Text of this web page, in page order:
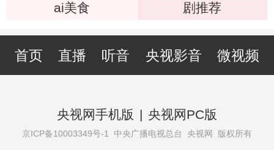
ai美食
剧推荐
首页 直播 听音 央视影音 微视频
央视网手机版 | 央视网PC版
京ICP备10003349号-1 中央广播电视总台 央视网 版权所有